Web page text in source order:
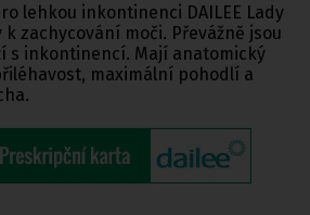
lehkou inkontinenci DAILEE Lady
zachycování moči. Převážně jsou
s inkontinencí. Mají anatomický
maximální pohodlí a